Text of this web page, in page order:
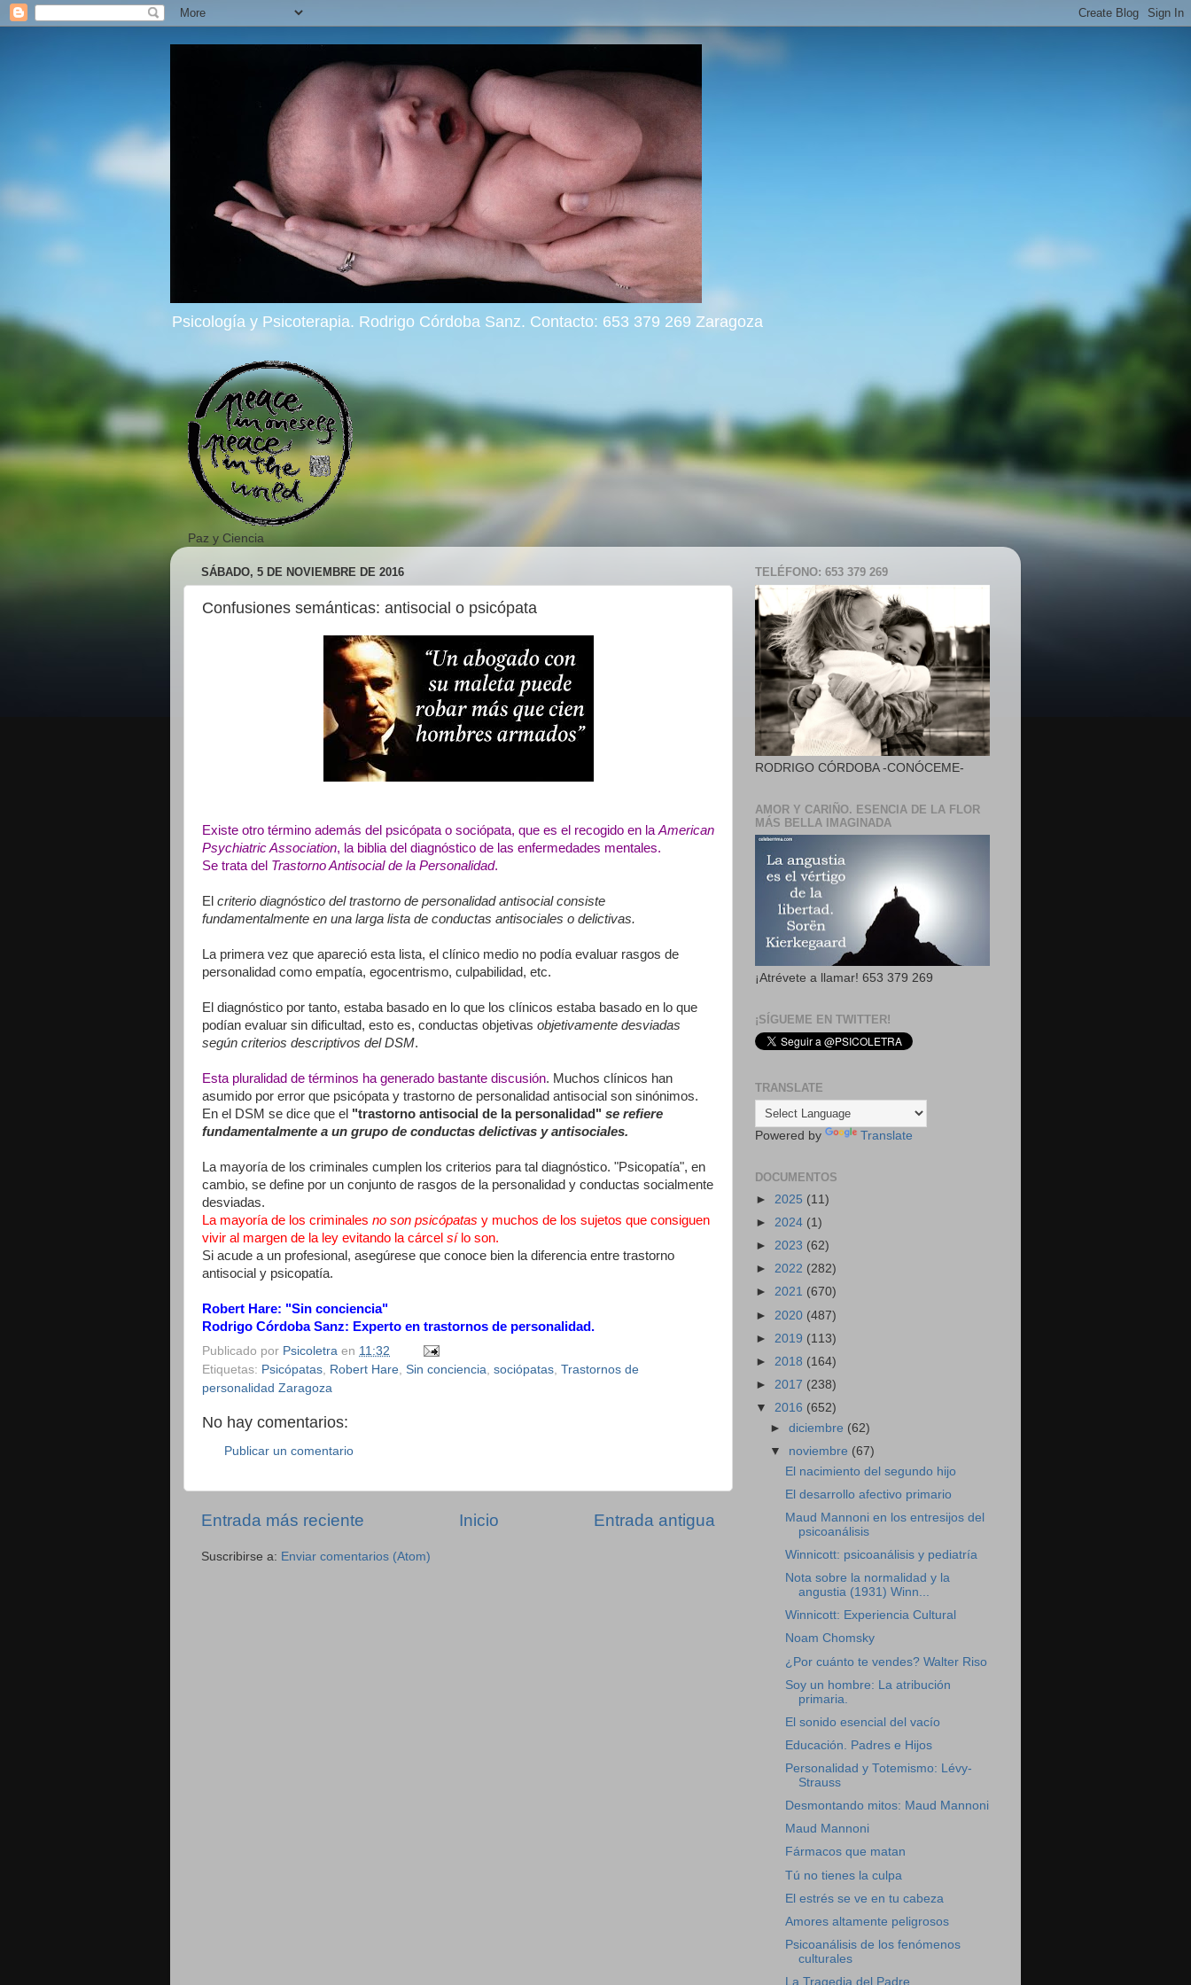
Psicología y Psicoterapia. Rodrigo Córdoba Sanz. Contacto: 653 379 269 Zaragoza
Paz y Ciencia
SÁBADO, 5 DE NOVIEMBRE DE 2016
Confusiones semánticas: antisocial o psicópata
Existe otro término además del psicópata o sociópata, que es el recogido en la American
PsychiatricAssociation, la biblia del diagnóstico de las enfermedades mentales.
Se trata del Trastorno Antisocial de la Personalidad.
El criterio diagnóstico del trastorno de personalidad antisocial consiste
fundamentalmente en una larga lista de conductas antisociales o delictivas.
La primera vez que apareció esta lista, el clínico medio no podía evaluar rasgos de
personalidad como empatía, egocentrismo, culpabilidad, etc.
El diagnóstico por tanto, estaba basado en lo que los clínicos estaba basado en lo que
podían evaluar sin dificultad, esto es, conductas objetivas objetivamente desviadas
según criterios descriptivos del DSM.
Esta pluralidad de términos ha generado bastante discusión. Muchos clínicos han
asumido por error que psicópata y trastorno de personalidad antisocial son sinónimos.
En el DSM se dice que el "trastorno antisocial de la personalidad" se refiere
fundamentalmente a un grupo de conductas delictivas y antisociales.
La mayoría de los criminales cumplen los criterios para tal diagnóstico. "Psicopatía", en
cambio, se define por un conjunto de rasgos de la personalidad y conductas socialmente
desviadas.
La mayoría de los criminales no son psicópatas y muchos de los sujetos que consiguen
vivir al margen de la ley evitando la cárcel sí lo son.
Si acude a un profesional, asegúrese que conoce bien la diferencia entre trastorno
antisocial y psicopatía.
Robert Hare: "Sin conciencia"
Rodrigo Córdoba Sanz: Experto en trastornos de personalidad.
Publicado por Psicoletra en 11:32
Etiquetas: Psicópatas Robert Hare Sin conciencia sociópatas Trastornos de
personalidad Zaragoza
No hay comentarios:
Publicar un comentario
Entrada más reciente Entrada antigua
Inicio
Suscribirse a: Enviar comentarios (Atom)
TELÉFONO: 653 379 269
RODRIGO CÓRDOBA -CONÓCEME-
AMOR Y CARIÑO. ESENCIA DE LA FLOR
MÁS BELLA IMAGINADA
¡Atrévete a llamar! 653 379 269
¡SÍGUEME EN TWITTER!
TRANSLATE
Powered by Translate
DOCUMENTOS
► 2025 (11)
► 2024 (1)
► 2023 (62)
► 2022 (282)
► 2021 (670)
► 2020 (487)
► 2019 (113)
► 2018 (164)
► 2017 (238)
▼ 2016 (652)
►diciembre (62)
▼ noviembre (67)
El nacimiento del segundo hijo
El desarrollo afectivo primario
Maud Mannoni en los entresijos del
psicoanálisis
Winnicott: psicoanálisis y pediatría
Nota sobre la normalidad y la
angustia (1931) Winn...
Winnicott: Experiencia Cultural
Noam Chomsky
¿Por cuánto te vendes? Walter Riso
Soy un hombre: La atribución
primaria.
El sonido esencial del vacío
Educación. Padres e Hijos
Personalidad y Totemismo: Lévy-
Strauss
Desmontando mitos: Maud Mannoni
Maud Mannoni
Fármacos que matan
Tú no tienes la culpa
El estrés se ve en tu cabeza
Amores altamente peligrosos
Psicoanálisis de los fenómenos
culturales
La Tragedia del Padre